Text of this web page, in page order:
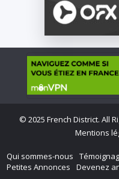
© 2025 French District. All
Mentions
Qui sommes-nous
Petites Annonces
Devenez